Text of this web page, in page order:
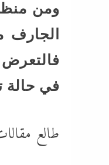
ومن
الجارف
فالتعرض
في حالة
طالع